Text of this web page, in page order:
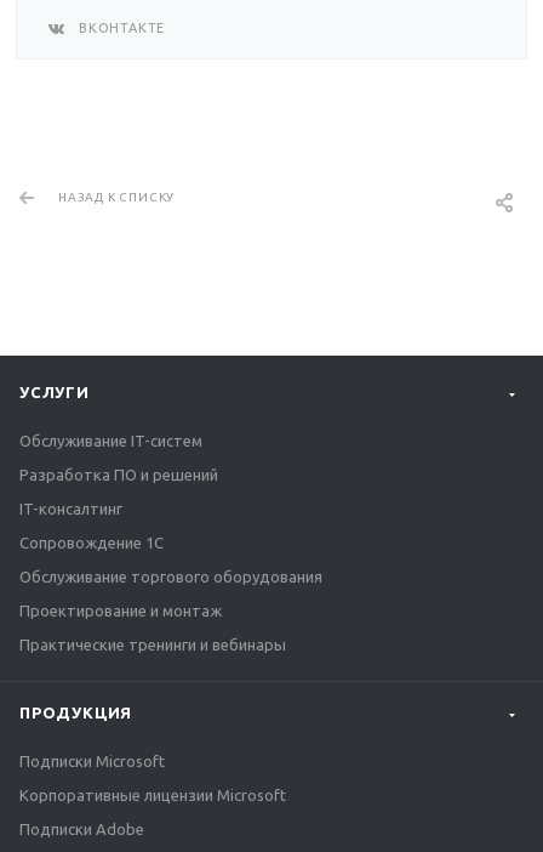
ВКОНТАКТЕ
НАЗАД К СПИСКУ
УСЛУГИ
Обслуживание IT-систем
Разработка ПО и решений
IT-консалтинг
Сопровождение 1С
Обслуживание торгового оборудования
Проектирование и монтаж
Практические тренинги и вебинары
ПРОДУКЦИЯ
Подписки Microsoft
Корпоративные лицензии Microsoft
Подписки Adobe